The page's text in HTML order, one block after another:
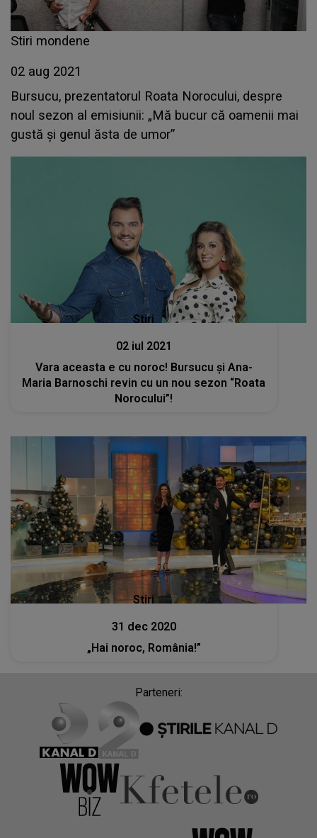
Stiri mondene
02 aug 2021
Bursucu, prezentatorul Roata Norocului, despre
noul sezon al emisiunii: „Mă bucur că oamenii mai
gustă și genul ăsta de umor”
Stiri
02 iul 2021
Vara aceasta e cu noroc! Bursucu și Ana-
Maria Barnoschi revin cu un nou sezon “Roata
Norocului”!
Stiri
31 dec 2020
„Hai noroc, România!”
Parteneri: